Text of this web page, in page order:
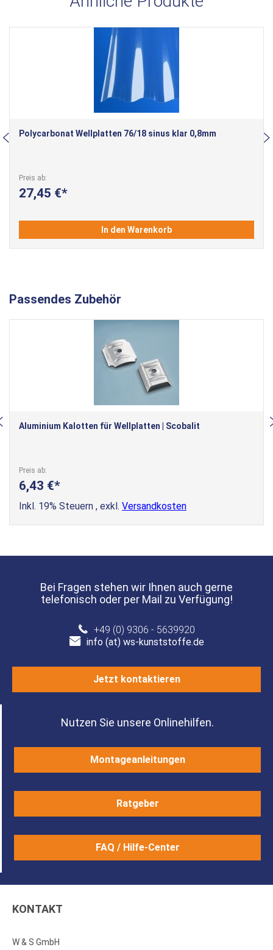
Polycarbonat Wellplatten 76/18 sinus klar 0,8mm
Preis ab
27,45 €
In den Warenkorb
Passendes Zubehör
Aluminium Kalotten für Wellplatten | Scobalit
Preis ab
6,43 €
Inkl. 19% Steuern , exkl. Versandkosten
Bei Fragen stehen wir Ihnen auch gerne
telefonisch oder per Mail zu Verfügung!
+49 (0) 9306 - 5639920
info (at) ws-kunststoffe.de
Jetzt kontaktieren
Nutzen Sie unsere Onlinehilfen.
Montageanleitungen
Ratgeber
FAQ / Hilfe-Center
KONTAKT
W & S GmbH